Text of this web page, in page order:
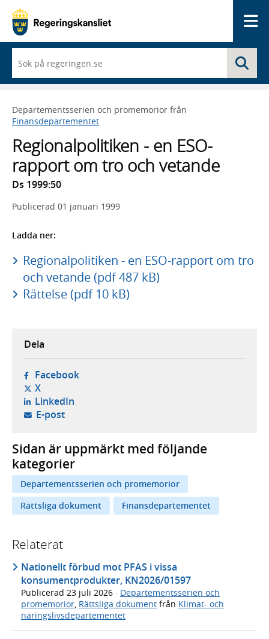
du
börjar
skriva
framträder
en
med
sökförslag
Departementsserien och promemorior från
Finansdepartementet
Regionalpolitiken - en ESO-
rapport om tro och vetande
Ds 1999:50
Publicerad 01 januari 1999
Ladda ner:
Regionalpolitiken - en ESO-rapport om tro
och vetande (pdf 487 kB)
Rättelse (pdf 10 kB)
Dela
Facebook- öppnas i ny flik, extern webbplats,
X- öppnas i ny flik, extern webbplats,
LinkedIn- öppnas i ny flik, extern webbplats,
E-post- öppnar din e-postklient,
Sidan är uppmärkt med följande
kategorier
Departementsserien och promemorior
Rättsliga dokument
Finansdepartementet
Relaterat
Nationellt förbud mot PFAS i vissa
konsumentprodukter, KN2026/01597
Publicerad 23 juli 2026 · Departementsserien och
promemorior, Rättsliga dokument från Klimat- och
näringslivsdepartementet